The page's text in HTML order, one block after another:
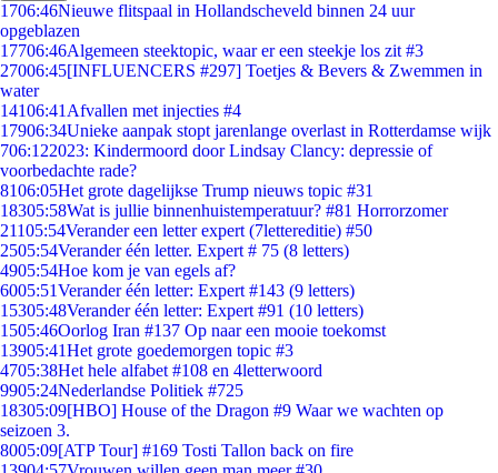
1706:46Nieuwe flitspaal in Hollandscheveld binnen 24 uur
opgeblazen
17706:46Algemeen steektopic, waar er een steekje los zit #3
27006:45[INFLUENCERS #297] Toetjes & Bevers & Zwemmen in
water
14106:41 Afvallen met injecties #4
17906:34Unieke aanpak stopt jarenlange overlast in Rotterdamse wijk
706:122023: Kindermoord door Lindsay Clancy: depressie of
voorbedachte rade?
8106:05Het grote dagelijkse Trump nieuws topic #31
18305:58Wat is jullie binnenhuistemperatuur? #81 Horrorzomer
21105:54Verander een letter expert (7lettereditie) #50
2505:54Verander één letter. Expert # 75 (8 letters)
4905:54Hoe kom je van egels af?
6005:51Verander één letter: Expert #143 (9 letters)
15305:48Verander één letter: Expert #91 (10 letters)
1505:46Oorlog Iran #137 Op naar een mooie toekomst
13905:41Het grote goedemorgen topic #3
4705:38Het hele alfabet #108 en 4letterwoord
9905:24Nederlandse Politiek #725
18305:09[HBO] House of the Dragon #9 Waar we wachten op
seizoen 3.
8005:09[ATP Tour] #169 Tosti Tallon back on fire